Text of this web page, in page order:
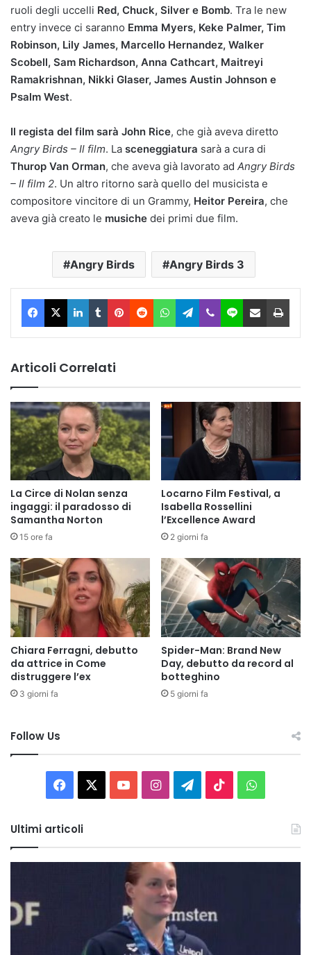
ruoli degli uccelli Red, Chuck, Silver e Bomb. Tra le new
entry invece ci saranno Emma Myers, Keke Palmer, Tim
Robinson, Lily James, Marcello Hernandez, Walker
Scobell, Sam Richardson, Anna Cathcart, Maitreyi
Ramakrishnan, Nikki Glaser, James Austin Johnson e
Psalm West.
Il regista del film sarà John Rice, che già aveva diretto
Angry Birds – Il film. La sceneggiatura sarà a cura di
Thurop Van Orman, che aveva già lavorato ad Angry Birds
– Il film 2. Un altro ritorno sarà quello del musicista e
compositore vincitore di un Grammy, Heitor Pereira, che
aveva già creato le musiche dei primi due film.
Angry Birds Angry Birds 3
Facebook
X LinkedIn
TumblrPinterest
RedditWhatsAppTelegram
ViberLine Condividi via Email
Articoli Correlati
La Circe di Nolan senza
ingaggi: il paradosso di
Samantha Norton
15 ore fa
Locarno Film Festival, a
Isabella Rossellini
l’Excellence Award
2 giorni fa
Chiara Ferragni, debutto
da attrice in Come
distruggere l’ex
3 giorni fa
Spider-Man: Brand New
Day, debutto da record al
botteghino
5 giorni fa
Follow Us
Facebook You InstagramTelegram
TikTok
Ultimi articoli